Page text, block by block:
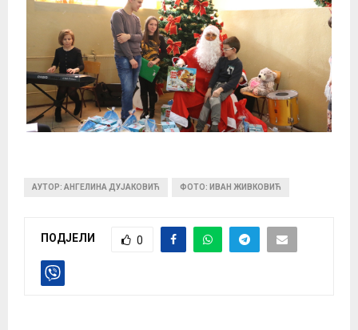
АУТОР: АНГЕЛИНА ДУЈАКОВИЋ ФОТО: ИВАН ЖИВКОВИЋ
ПОДЈЕЛИ 0